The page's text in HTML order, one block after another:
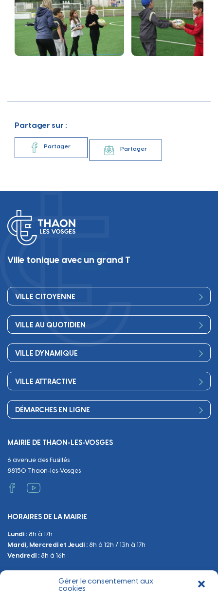
Gérer le consentement aux
cookies
Partager sur :
Partager Partager
Ville tonique avec un grand T
VILLE CITOYENNE
Conseil Municipal
Les services de la Mairie
Finances
Démocratie participative
Publications
VILLE AU QUOTIDIEN
Petite enfance
Scolarité
Périscolaire
Séniors, social, santé
Circuler
Emploi
VILLE DYNAMIQUE
Culture
Associations
Equipements
VILLE ATTRACTIVE
Commerces et artisanat
Urbanisme
Tranquillité et sécurité
DÉMARCHES EN LIGNE
Décès
Papiers et citoyenneté
Administratif et technique
Manifestations
Urbanisme
Sanitaire et Sécurité
MAIRIE DE THAON-LES-VOSGES
6 avenue des Fusillés
88150 Thaon-les-Vosges
HORAIRES DE LA MAIRIE
Lundi : 8h à 17h
Mardi, Mercredi et Jeudi : 8h à 12h / 13h à 17h
Vendredi : 8h à 16h
BESOIN D'INFORMATIONS